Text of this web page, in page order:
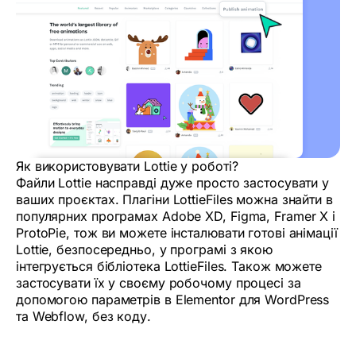
Як використовувати Lottie у роботі?
Файли Lottie насправді дуже просто застосувати у
ваших проєктах. Плагіни LottieFiles можна знайти в
популярних програмах Adobe XD, Figma, Framer X і
ProtoPie, тож ви можете інсталювати готові анімації
Lottie, безпосередньо, у програмі з якою
інтегрується бібліотека LottieFiles. Також можете
застосувати їх у своєму робочому процесі за
допомогою параметрів в Elementor для WordPress
та Webflow, без коду.